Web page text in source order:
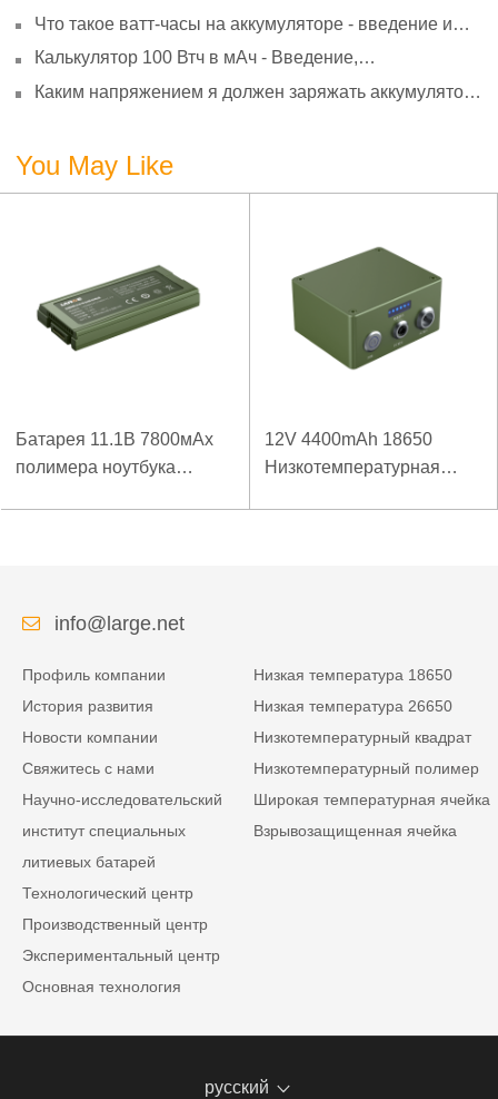
старение
Что такое ватт-часы на аккумуляторе - введение и
Калькулятор 100 Втч в мАч - Введение,
Каким напряжением я должен заряжать аккумулятор
You May Like
Батарея 11.1В 7800мАх
полимера ноутбука
12V 4400mAh 18650
Низкотемпературная
info@large.net
Профиль компании
История развития
Новости компании
Свяжитесь с нами
Научно-исследовательский
институт специальных
литиевых батарей
Технологический центр
Производственный центр
Экспериментальный центр
Основная технология
Низкая температура 18650
Низкая температура 26650
Низкотемпературный квадрат
Низкотемпературный полимер
Широкая температурная ячейка
Взрывозащищенная ячейка
русский